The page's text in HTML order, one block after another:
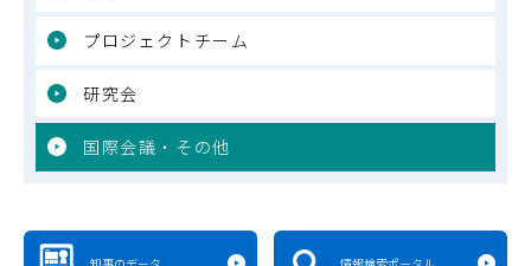
プロジェクトチーム
研究会
国際会議・その他